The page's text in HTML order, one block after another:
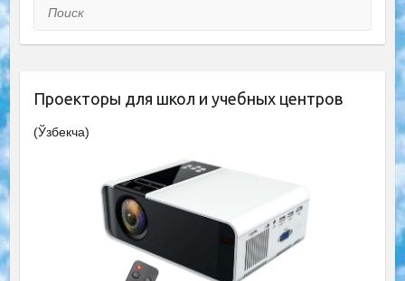
Поиск
Проекторы для школ и учебных центров
(Ўзбекча)